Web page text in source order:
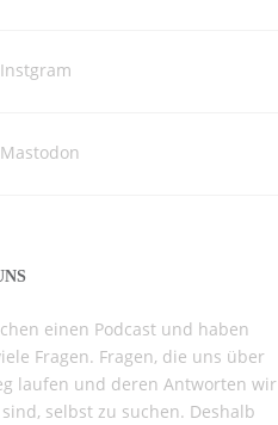
Instgram
Mastodon
einen Podcast und haben
Fragen. Fragen, die uns über
laufen und deren Antworten wir
selbst zu suchen. Deshalb